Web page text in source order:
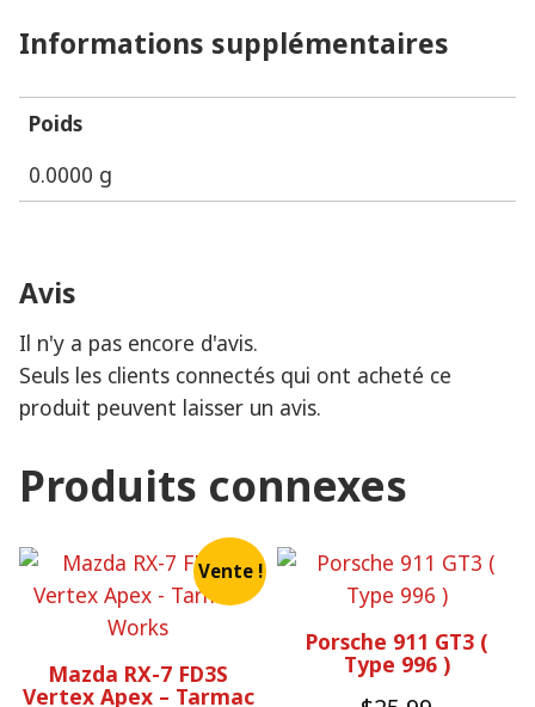
Informations supplémentaires
Poids
0.0000 g
Avis
Il n'y a pas encore d'avis.
Seuls les clients connectés qui ont acheté ce
produit peuvent laisser un avis.
Produits connexes
Vente !
Mazda RX-7 FD3S
Vertex Apex – Tarmac
Porsche 911 GT3 (
Type 996 )